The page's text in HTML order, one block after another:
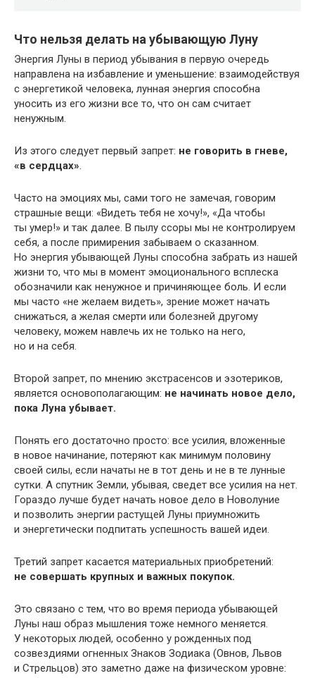
Что нельзя делать на убывающую Луну
Энергия Луны в период убывания в первую очередь
направлена на избавление и уменьшение: взаимодействуя
с энергетикой человека, лунная энергия способна
уносить из его жизни все то, что он сам считает
ненужным.
Из этого следует первый запрет: не говорить в гневе,
«в сердцах»
Часто на эмоциях мы, сами того не замечая, говорим
страшные вещи: «Видеть тебя не хочу!», «Да чтобы
ты умер!» и так далее. В пылу ссоры мы не контролируем
себя, а после примирения забываем о сказанном.
Но энергия убывающей Луны способна забрать из нашей
жизни то, что мы в момент эмоционального всплеска
обозначили как ненужное и причиняющее боль. И если
мы часто «не желаем видеть», зрение может начать
снижаться, а желая смерти или болезней другому
человеку, можем навлечь их не только на него,
но и на себя.
Второй запрет, по мнению экстрасенсов и эзотериков,
является основополагающим: не начинать новое дело,
пока Луна убывает.
Понять его достаточно просто: все усилия, вложенные
в новое начинание, потеряют как минимум половину
своей силы, если начаты не в тот день и не в те лунные
сутки. А спутник Земли, убывая, сведет все усилия на нет.
Гораздо лучше будет начать новое дело в Новолуние
и позволить энергии растущей Луны приумножить
и энергетически подпитать успешность вашей идеи.
Третий запрет касается материальных приобретений:
не совершать крупных и важных покупок.
Это связано с тем, что во время периода убывающей
Луны наш образ мышления тоже немного меняется.
У некоторых людей, особенно у рожденных под
созвездиями огненных Знаков Зодиака (Овнов, Львов
и Стрельцов) это заметно даже на физическом уровне: